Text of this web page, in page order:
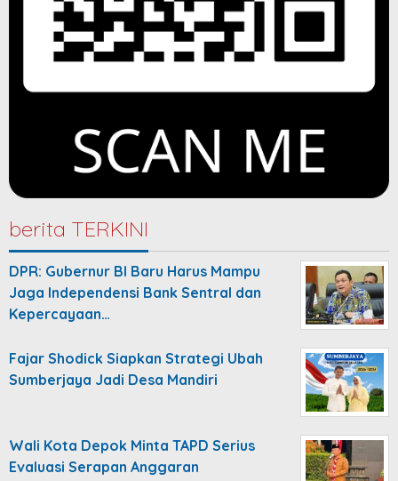
berita TERKINI
DPR: Gubernur BI Baru Harus Mampu
Jaga Independensi Bank Sentral dan
Kepercayaan…
Fajar Shodick Siapkan Strategi Ubah
Sumberjaya Jadi Desa Mandiri
Wali Kota Depok Minta TAPD Serius
Evaluasi Serapan Anggaran